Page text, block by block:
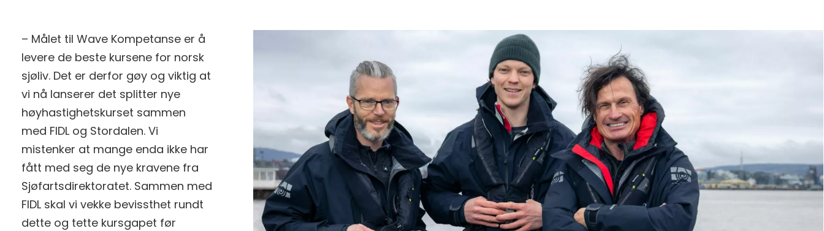
– Målet til Wave Kompetanse er å
levere de beste kursene for norsk
sjøliv. Det er derfor gøy og viktig at
vi nå lanserer det splitter nye
høyhastighetskurset sammen
med FIDL og Stordalen. Vi
mistenker at mange enda ikke har
fått med seg de nye kravene fra
Sjøfartsdirektoratet. Sammen med
FIDL skal vi vekke bevissthet rundt
dette og tette kursgapet før